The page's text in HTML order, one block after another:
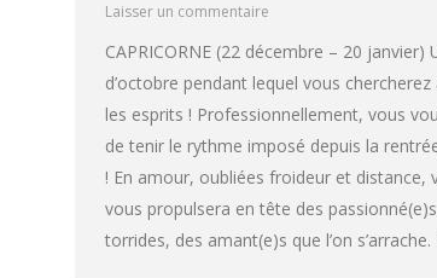
Laisser un commentaire
CAPRICORNE (22 décembre – 20 janvier)
d’octobre pendant lequel vous
les esprits ! Professionnellement, vous
de tenir le rythme imposé depuis la
! En amour, oubliées froideur et distance,
vous propulsera en tête des
torrides, des amant(e)s que l’on